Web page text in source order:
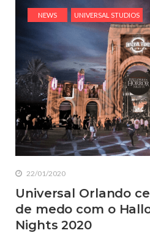
NEWS UNIVERSAL STUDIOS
22/01/2020
Universal Orlando
de medo com o
Nights 2020